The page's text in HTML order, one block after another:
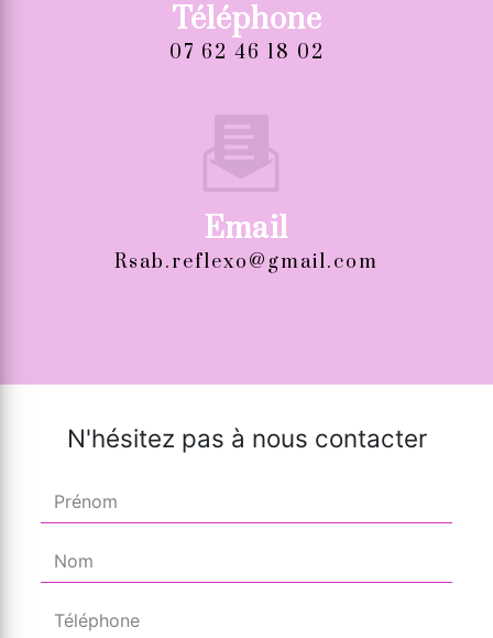
Téléphone
07 62 46 18 02
Email
rsab.reflexo@gmail.com
N'hésitez pas à nous contacter